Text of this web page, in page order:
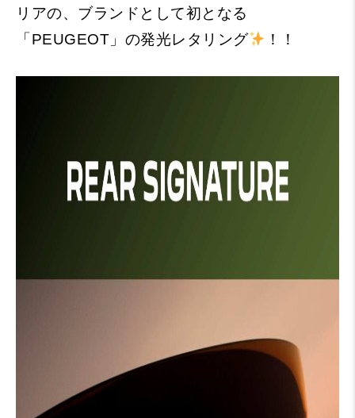
リアの、ブランドとして初となる
「PEUGEOT」の発光レタリング
！！